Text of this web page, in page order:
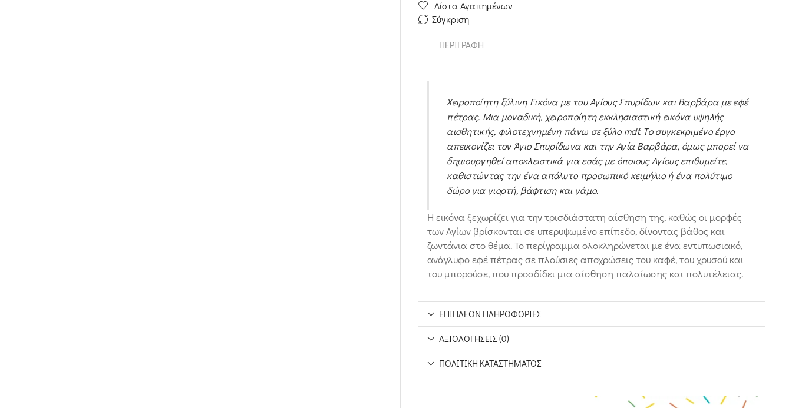
Λίστα Αγαπημένων
Σύγκριση
ΠΕΡΙΓΡΑΦΉ
Χειροποίητη ξύλινη Εικόνα με του Αγίους Σπυρίδων και Βαρβάρα με εφέ
πέτρας. Μια μοναδική, χειροποίητη εκκλησιαστική εικόνα υψηλής
αισθητικής, φιλοτεχνημένη πάνω σε ξύλο mdf. Το συγκεκριμένο έργο
απεικονίζει τον Άγιο Σπυρίδωνα και την Αγία Βαρβάρα, όμως μπορεί να
δημιουργηθεί αποκλειστικά για εσάς με όποιους Αγίους επιθυμείτε,
καθιστώντας την ένα απόλυτο προσωπικό κειμήλιο ή ένα πολύτιμο
δώρο για γιορτή, βάφτιση και γάμο.
Η εικόνα ξεχωρίζει για την τρισδιάστατη αίσθηση της, καθώς οι μορφές
των Αγίων βρίσκονται σε υπερυψωμένο επίπεδο, δίνοντας βάθος και
ζωντάνια στο θέμα. Το περίγραμμα ολοκληρώνεται με ένα εντυπωσιακό,
ανάγλυφο εφέ πέτρας σε πλούσιες αποχρώσεις του καφέ, του χρυσού και
του μπορούσε, που προσδίδει μια αίσθηση παλαίωσης και πολυτέλειας.
ΕΠΙΠΛΈΟΝ ΠΛΗΡΟΦΟΡΊΕΣ
ΑΞΙΟΛΟΓΉΣΕΙΣ (0)
ΠΟΛΙΤΙΚΉ ΚΑΤΑΣΤΉΜΑΤΟΣ